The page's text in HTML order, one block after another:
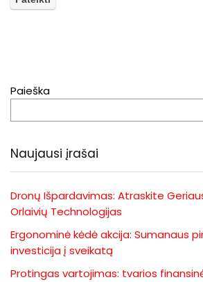
Paieška
Naujausi įrašai
Dronų Išpardavimas: Atraskite
Orlaivių Technologijas
Ergonominė kėdė akcija: Sumanaus
investicija į sveikatą
Protingas vartojimas: tvarios